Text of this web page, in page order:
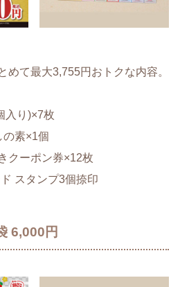
めて最大3,755円おトクな内容。
入り)×7枚
素×1個
クーポン券×12枚
スタンプ3個捺印
6,000円